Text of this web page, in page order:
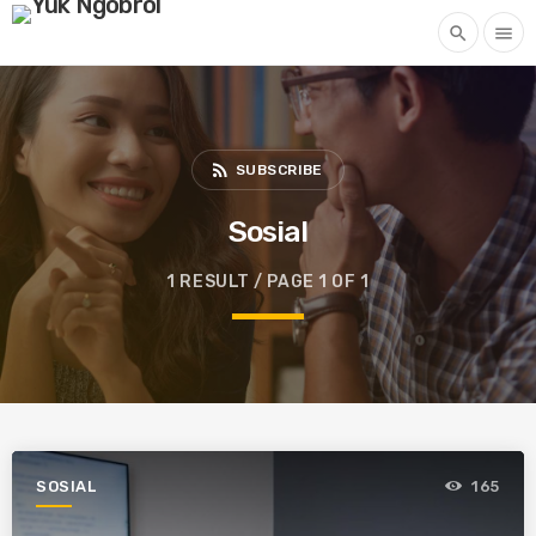
search menu
rss_feed SUBSCRIBE
Sosial
1 RESULT / PAGE 1 OF 1
SOSIAL 165